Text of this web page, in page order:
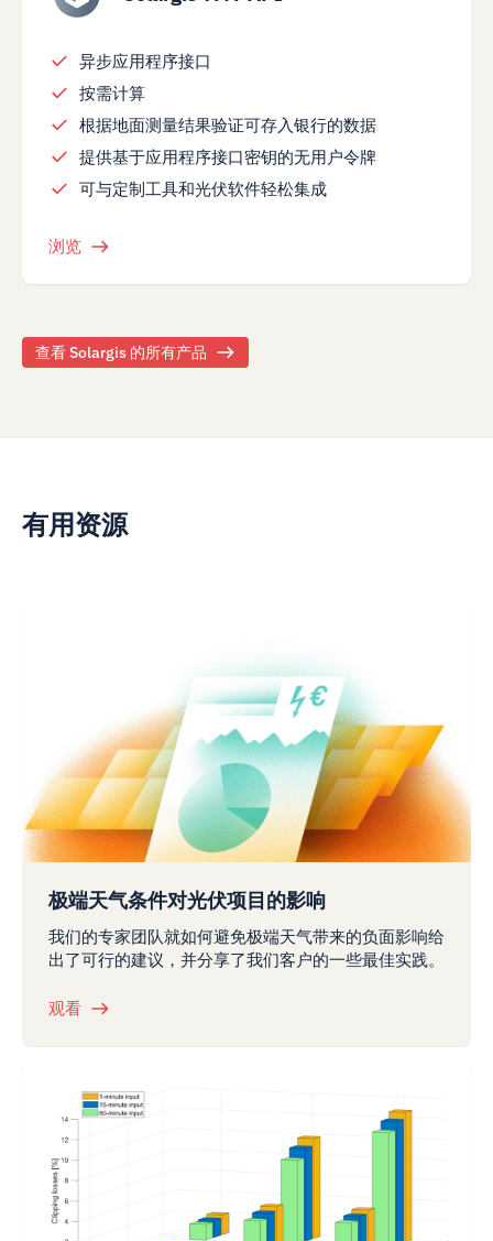
异步应用程序接口
按需计算
根据地面测量结果验证可存入银行的数据
提供基于应用程序接口密钥的无用户令牌
可与定制工具和光伏软件轻松集成
浏览
查看 Solargis 的所有产品
有用资源
极端天气条件对光伏项目的影响
我们的专家团队就如何避免极端天气带来的负面影响给
出了可行的建议，并分享了我们客户的一些最佳实践。
观看